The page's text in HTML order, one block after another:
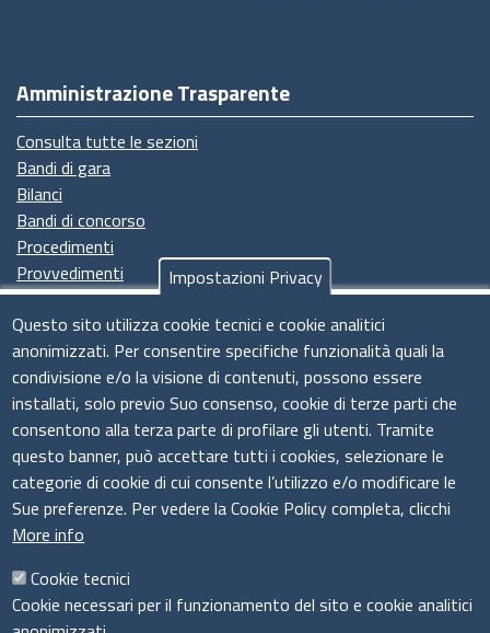
Amministrazione Trasparente
Consulta tutte le sezioni
Bandi di gara
Bilanci
Bandi di concorso
Procedimenti
Provvedimenti
Seguici su
Il sistema camerale
Impostazioni Privacy
Questo sito utilizza cookie tecnici e cookie analitici
anonimizzati. Per consentire specifiche funzionalità quali la
condivisione e/o la visione di contenuti, possono essere
installati, solo previo Suo consenso, cookie di terze parti che
consentono alla terza parte di profilare gli utenti. Tramite
questo banner, può accettare tutti i cookies, selezionare le
categorie di cookie di cui consente l’utilizzo e/o modificare le
Sue preferenze. Per vedere la Cookie Policy completa, clicchi
More info
Cookie tecnici
Cookie necessari per il funzionamento del sito e cookie analitici